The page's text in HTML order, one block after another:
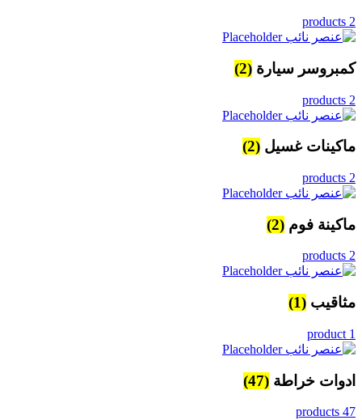
2 products
كمبروسر سيارة (2)
2 products
ماكينات غسيل (2)
2 products
ماكينة فوم (2)
2 products
مثاقيب (1)
1 product
ادوات خراطة (47)
47 products